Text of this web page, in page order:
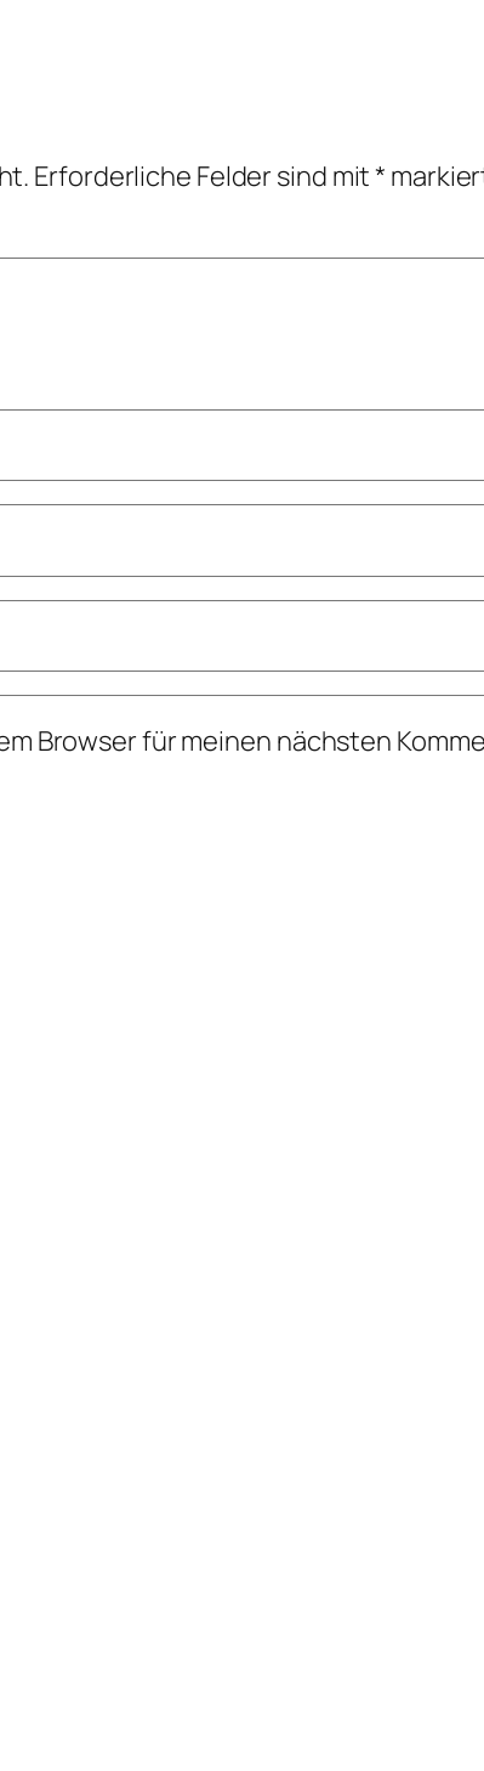
Erforderliche Felder sind mit*
Browser für meinen nächsten